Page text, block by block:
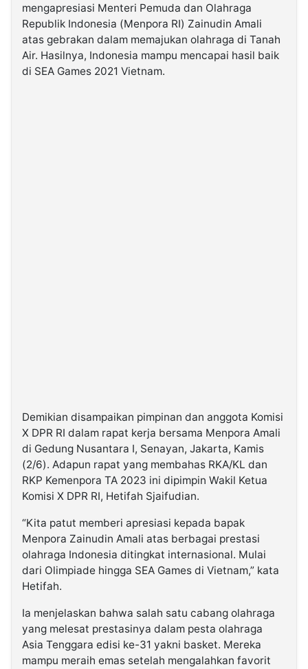
Kabarbaru.co
2026
mengapresiasi Menteri Pemuda dan Olahraga
Republik Indonesia (Menpora RI) Zainudin Amali
atas gebrakan dalam memajukan olahraga di Tanah
Air. Hasilnya, Indonesia mampu mencapai hasil baik
di SEA Games 2021 Vietnam.
Demikian disampaikan pimpinan dan anggota Komisi
X DPR RI dalam rapat kerja bersama Menpora Amali
di Gedung Nusantara I, Senayan, Jakarta, Kamis
(2/6). Adapun rapat yang membahas RKA/KL dan
RKP Kemenpora TA 2023 ini dipimpin Wakil Ketua
Komisi X DPR RI, Hetifah Sjaifudian.
“Kita patut memberi apresiasi kepada bapak
Menpora Zainudin Amali atas berbagai prestasi
olahraga Indonesia ditingkat internasional. Mulai
dari Olimpiade hingga SEA Games di Vietnam,” kata
Hetifah.
Ia menjelaskan bahwa salah satu cabang olahraga
yang melesat prestasinya dalam pesta olahraga
Asia Tenggara edisi ke-31 yakni basket. Mereka
mampu meraih emas setelah mengalahkan favorit